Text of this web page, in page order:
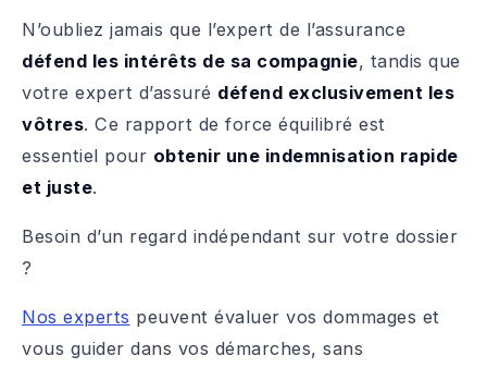
N’oubliez jamais que l’expert de l’assurance
défend les intérêts de sa compagnie, tandis que
votre expert d’assuré défend exclusivement les
vôtres. Ce rapport de force équilibré est
essentiel pour obtenir une indemnisation rapide
et juste.
Besoin d’un regard indépendant sur votre dossier
?
Nos experts peuvent évaluer vos dommages et
vous guider dans vos démarches, sans